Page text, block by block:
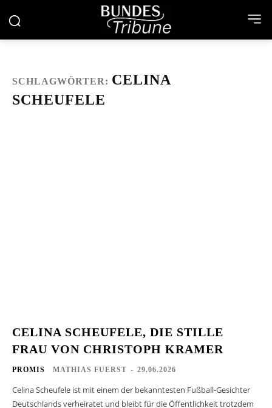
SCHLAGWÖRTER: CELINA
SCHEUFELE
CELINA SCHEUFELE, DIE STILLE
FRAU VON CHRISTOPH KRAMER
PROMIS MATHIAS FUERST - 29.06.2026
Celina Scheufele ist mit einem der bekanntesten Fußball-Gesichter
Deutschlands verheiratet und bleibt für die Öffentlichkeit trotzdem